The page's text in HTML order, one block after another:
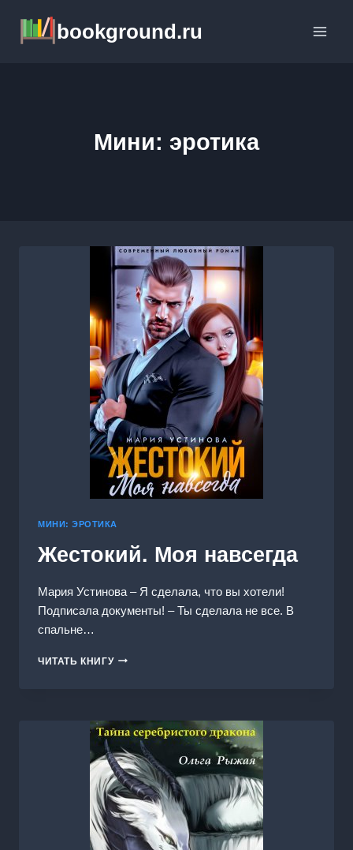
содержимому
bookground.ru
Мини: эротика
МИНИ: ЭРОТИКА
Жестокий. Моя навсегда
Мария Устинова – Я сделала, что вы хотели!
Подписала документы! – Ты сделала не все. В
спальне…
ЧИТАТЬ КНИГУЖЕСТОКИЙ.